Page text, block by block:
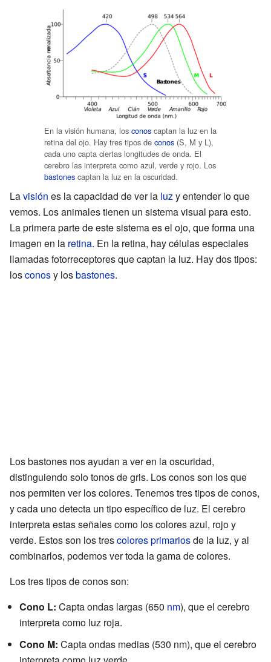
En la visión humana, los conos captan la luz en la
retina del ojo. Hay tres tipos de conos (S, M y L),
cada uno capta ciertas longitudes de onda. El
cerebro las interpreta como azul, verde y rojo. Los
bastones captan la luz en la oscuridad.
Lavisión es la capacidad de ver la luzy entender lo que
vemos. Los animales tienen un sistema visual para esto.
La primera parte de este sistema es el ojo, que forma una
imagen en la retina. En la retina, hay células especiales
llamadas fotorreceptores que captan la luz. Hay dos tipos:
losconosy losbastones.
Los bastones nos ayudan a ver en la oscuridad,
distinguiendo solo tonos de gris. Los conos son los que
nos permiten ver los colores. Tenemos tres tipos de conos,
y cada uno detecta un tipo específico de luz. El cerebro
interpreta estas señales como los colores azul, rojo y
verde. Estos son los trescolores primariosde la luz, y al
combinarlos, podemos ver toda la gama de colores.
Los tres tipos de conos son:
Cono L: Capta ondas largas (650 nm), que el cerebro
interpreta como luz roja.
Cono M: Capta ondas medias (530 nm), que el cerebro